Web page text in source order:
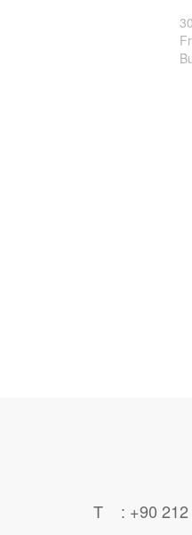
T : +90 212